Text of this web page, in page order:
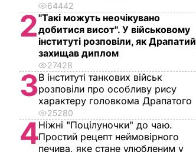
64442
2"Такі можуть неочікувано
добитися висот". У військовому
інституті розповіли, як Драпатий
захищав диплом
27428
3В інституті танкових військ
розповіли про особливу рису
характеру головкома Драпатого
25280
4Ніжні "Поцілуночки" до чаю.
Простий рецепт неймовірного
печива, яке стане улюбленим у